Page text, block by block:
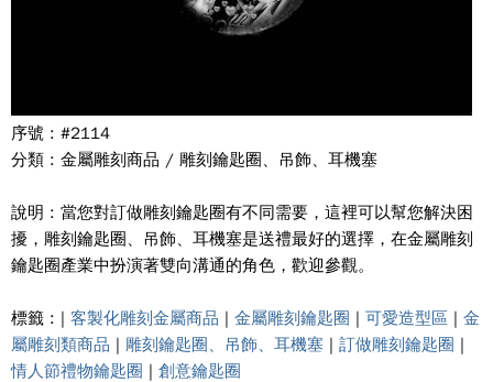
序號 : #2114
分類 : 金屬雕刻商品 / 雕刻鑰匙圈、吊飾、耳機塞
說明 : 當您對訂做雕刻鑰匙圈有不同需要，這裡可以幫您解決困
擾，雕刻鑰匙圈、吊飾、耳機塞是送禮最好的選擇，在金屬雕刻
鑰匙圈產業中扮演著雙向溝通的角色，歡迎參觀。
標籤 : | 客製化雕刻金屬商品 | 金屬雕刻鑰匙圈 | 可愛造型區 | 金
屬雕刻類商品 | 雕刻鑰匙圈、吊飾、耳機塞 | 訂做雕刻鑰匙圈 |
情人節禮物鑰匙圈 | 創意鑰匙圈